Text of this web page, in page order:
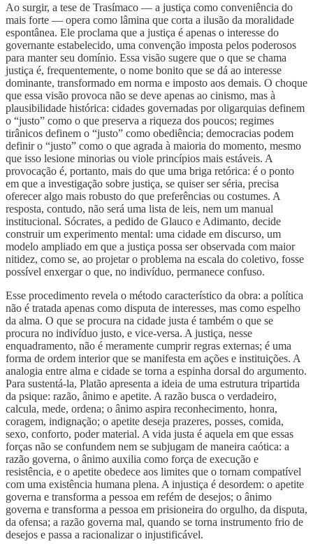
Ao surgir, a tese de Trasímaco — a justiça como conveniência do
mais forte — opera como lâmina que corta a ilusão da moralidade
espontânea. Ele proclama que a justiça é apenas o interesse do
governante estabelecido, uma convenção imposta pelos poderosos
para manter seu domínio. Essa visão sugere que o que se chama
justiça é, frequentemente, o nome bonito que se dá ao interesse
dominante, transformado em norma e imposto aos demais. O choque
que essa visão provoca não se deve apenas ao cinismo, mas à
plausibilidade histórica: cidades governadas por oligarquias definem
o “justo” como o que preserva a riqueza dos poucos; regimes
tirânicos definem o “justo” como obediência; democracias podem
definir o “justo” como o que agrada à maioria do momento, mesmo
que isso lesione minorias ou viole princípios mais estáveis. A
provocação é, portanto, mais do que uma briga retórica: é o ponto
em que a investigação sobre justiça, se quiser ser séria, precisa
oferecer algo mais robusto do que preferências ou costumes. A
resposta, contudo, não será uma lista de leis, nem um manual
institucional. Sócrates, a pedido de Glauco e Adimanto, decide
construir um experimento mental: uma cidade em discurso, um
modelo ampliado em que a justiça possa ser observada com maior
nitidez, como se, ao projetar o problema na escala do coletivo, fosse
possível enxergar o que, no indivíduo, permanece confuso.
Esse procedimento revela o método característico da obra: a política
não é tratada apenas como disputa de interesses, mas como espelho
da alma. O que se procura na cidade justa é também o que se
procura no indivíduo justo, e vice-versa. A justiça, nesse
enquadramento, não é meramente cumprir regras externas; é uma
forma de ordem interior que se manifesta em ações e instituições. A
analogia entre alma e cidade se torna a espinha dorsal do argumento.
Para sustentá-la, Platão apresenta a ideia de uma estrutura tripartida
da psique: razão, ânimo e apetite. A razão busca o verdadeiro,
calcula, mede, ordena; o ânimo aspira reconhecimento, honra,
coragem, indignação; o apetite deseja prazeres, posses, comida,
sexo, conforto, poder material. A vida justa é aquela em que essas
forças não se confundem nem se subjugam de maneira caótica: a
razão governa, o ânimo auxilia como força de execução e
resistência, e o apetite obedece aos limites que o tornam compatível
com uma existência humana plena. A injustiça é desordem: o apetite
governa e transforma a pessoa em refém de desejos; o ânimo
governa e transforma a pessoa em prisioneira do orgulho, da disputa,
da ofensa; a razão governa mal, quando se torna instrumento frio de
desejos e passa a racionalizar o injustificável.